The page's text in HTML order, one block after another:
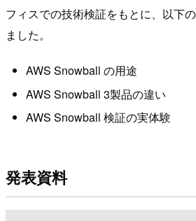
フィスでの技術検証をもとに、以下
ました。
AWS Snowball の用途
AWS Snowball 3製品の違い
AWS Snowball 検証の実体験
発表資料